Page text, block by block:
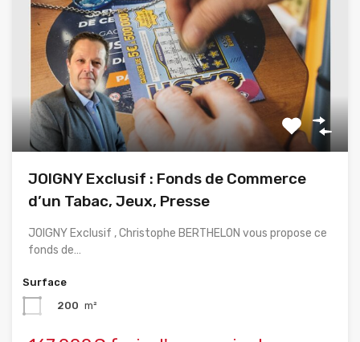
JOIGNY Exclusif : Fonds de Commerce
d’un Tabac, Jeux, Presse
JOIGNY Exclusif , Christophe BERTHELON vous propose ce
fonds de…
Surface
200 m²